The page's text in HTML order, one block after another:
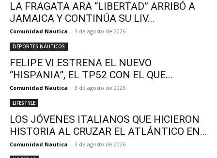
LA FRAGATA ARA “LIBERTAD” ARRIBÓ A
JAMAICA Y CONTINÚA SU LIV...
Comunidad Nautica - 3 de agosto de 2026
DEPORTES NÁUTICOS
FELIPE VI ESTRENA EL NUEVO
“HISPANIA”, EL TP52 CON EL QUE...
Comunidad Nautica - 3 de agosto de 2026
LIFESTYLE
LOS JÓVENES ITALIANOS QUE HICIERON
HISTORIA AL CRUZAR EL ATLÁNTICO EN...
Comunidad Nautica - 3 de agosto de 2026